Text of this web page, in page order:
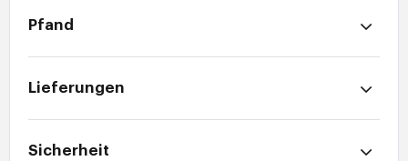
Pfand
Lieferungen
Sicherheit